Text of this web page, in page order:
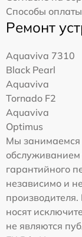
Способы оплаты
Ремонт
Aquaviva 7310
Black Pearl
Aquaviva
Tornado F2
Aquaviva
Optimus
Мы занимаемся
обслуживанием
гарантийного
независимо и
носят
не являются